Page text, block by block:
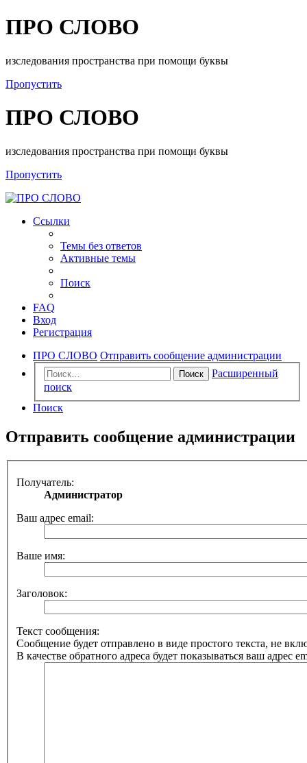
ПРО СЛОВО
изследования пространства при помощи буквы
Пропустить
ПРО СЛОВО
изследования пространства при помощи буквы
Пропустить
Ссылки
Темы без ответов
Активные темы
Поиск
FAQ
Вход
Регистрация
ПРО СЛОВО Отправить сообщение администрации
Поиск
Расширенный
поиск
Поиск
Отправить сообщение администрации
Получатель:
Администратор
Ваш адрес email:
Ваше имя:
Заголовок:
Текст сообщения:
Сообщение будет отправлено в виде простого текста, не
В качестве обратного адреса будет показываться ваш адрес